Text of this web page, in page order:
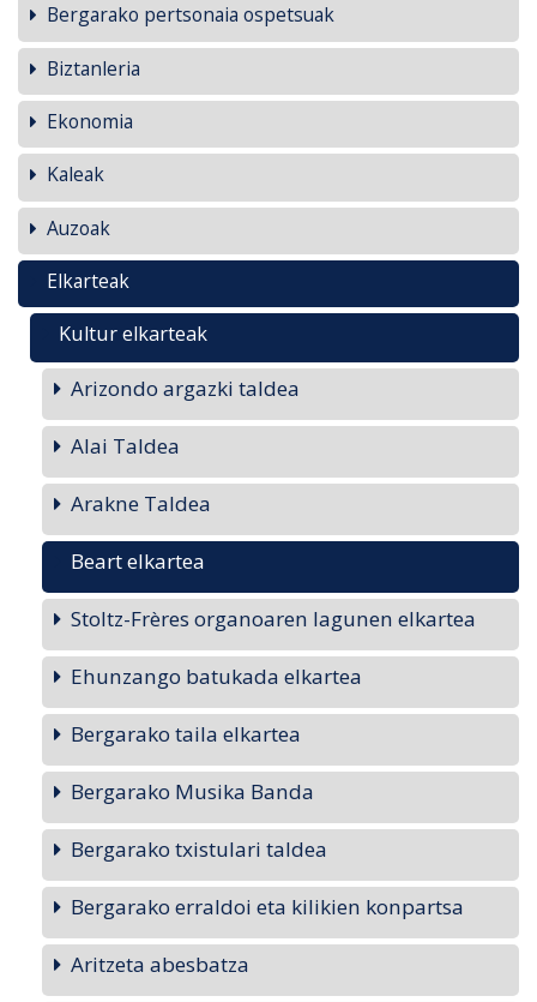
Bergarako pertsonaia ospetsuak
Biztanleria
Ekonomia
Kaleak
Auzoak
Elkarteak
Kultur elkarteak
Arizondo argazki taldea
Alai Taldea
Arakne Taldea
Beart elkartea
Stoltz-Frères organoaren lagunen elkartea
Ehunzango batukada elkartea
Bergarako taila elkartea
Bergarako Musika Banda
Bergarako txistulari taldea
Bergarako erraldoi eta kilikien konpartsa
Aritzeta abesbatza